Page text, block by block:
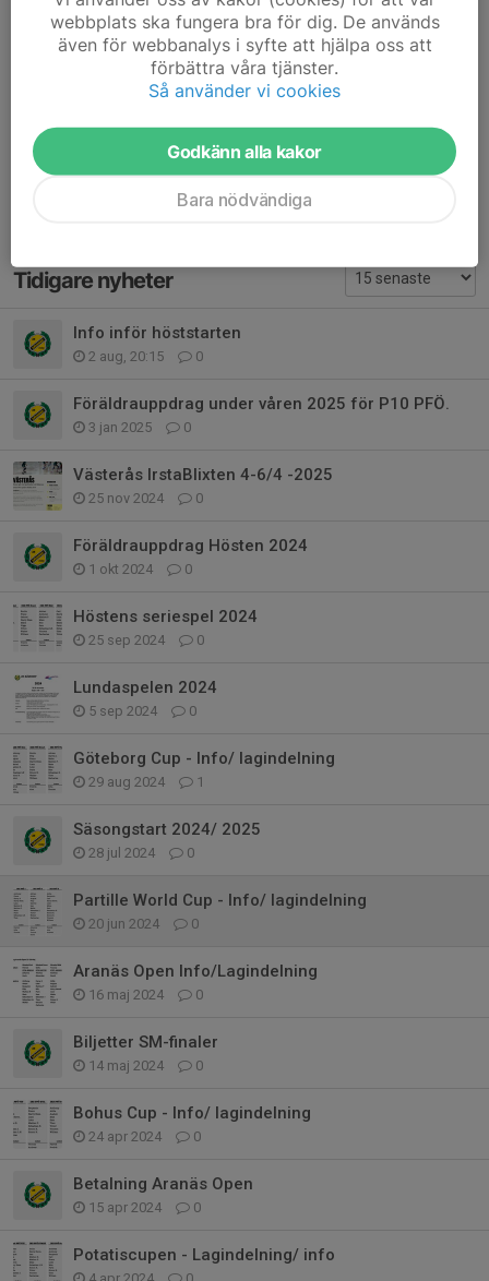
Vi ser fram emot en härlig handbollsvecka tillsammans!
Dela nyhet
Kommentarer
Tidigare nyheter
Info inför höststarten
2 aug, 20:15 0
Föräldrauppdrag under våren 2025 för P10 PFÖ.
3 jan 2025 0
Västerås IrstaBlixten 4-6/4 -2025
25 nov 2024 0
Föräldrauppdrag Hösten 2024
1 okt 2024 0
Höstens seriespel 2024
25 sep 2024 0
Lundaspelen 2024
5 sep 2024 0
Göteborg Cup - Info/ lagindelning
29 aug 2024 1
Säsongstart 2024/ 2025
28 jul 2024 0
Partille World Cup - Info/ lagindelning
20 jun 2024 0
Aranäs Open Info/Lagindelning
16 maj 2024 0
Biljetter SM-finaler
14 maj 2024 0
Bohus Cup - Info/ lagindelning
24 apr 2024 0
Betalning Aranäs Open
15 apr 2024 0
Potatiscupen - Lagindelning/ info
webbplats ska fungera bra för dig. De används
även för webbanalys i syfte att hjälpa oss att
förbättra våra tjänster.
Så använder vi cookies
Godkänn alla kakor
Bara nödvändiga